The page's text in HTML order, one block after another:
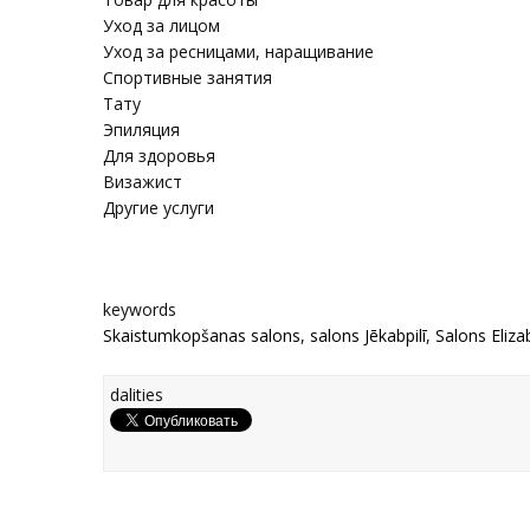
Уход за лицом
Уход за ресницами, наращивание
Спортивные занятия
Тату
Эпиляция
Для здоровья
Визажист
Другие услуги
keywords
Skaistumkopšanas salons, salons Jēkabpilī, Salons
dalities